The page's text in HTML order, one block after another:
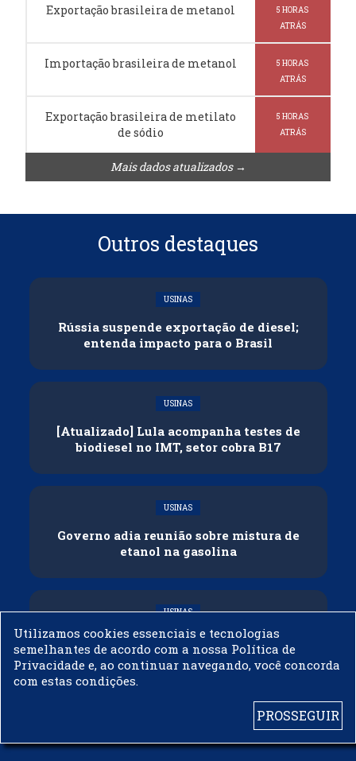
Exportação brasileira de metanol
5 HORAS
ATRÁS
Importação brasileira de metanol
5 HORAS
ATRÁS
Exportação brasileira de metilato
de sódio
5 HORAS
ATRÁS
Mais dados atualizados →
Outros destaques
USINAS
Rússia suspende exportação de diesel;
entenda impacto para o Brasil
USINAS
[Atualizado] Lula acompanha testes de
biodiesel no IMT, setor cobra B17
USINAS
Governo adia reunião sobre mistura de
etanol na gasolina
USINAS
CNPE veda importação de biodiesel
Utilizamos cookies essenciais e tecnologias
semelhantes de acordo com a nossa Política de
Privacidade e, ao continuar navegando, você concorda
com estas condições.
PROSSEGUIR